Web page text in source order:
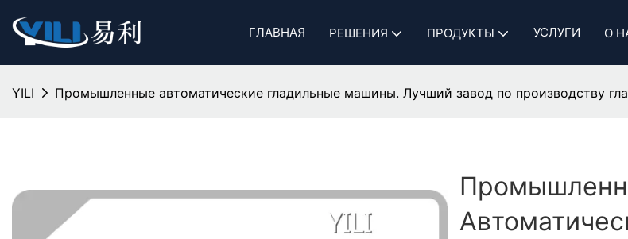
ГЛАВНАЯ РЕШЕНИЯ ПРОДУКТЫ УСЛУГИ О
YILI Промышленные автоматические гладильные машины. Лучший завод по производству